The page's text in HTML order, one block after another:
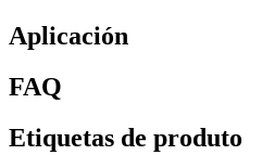
Aplicación
FAQ
Etiquetas de produto